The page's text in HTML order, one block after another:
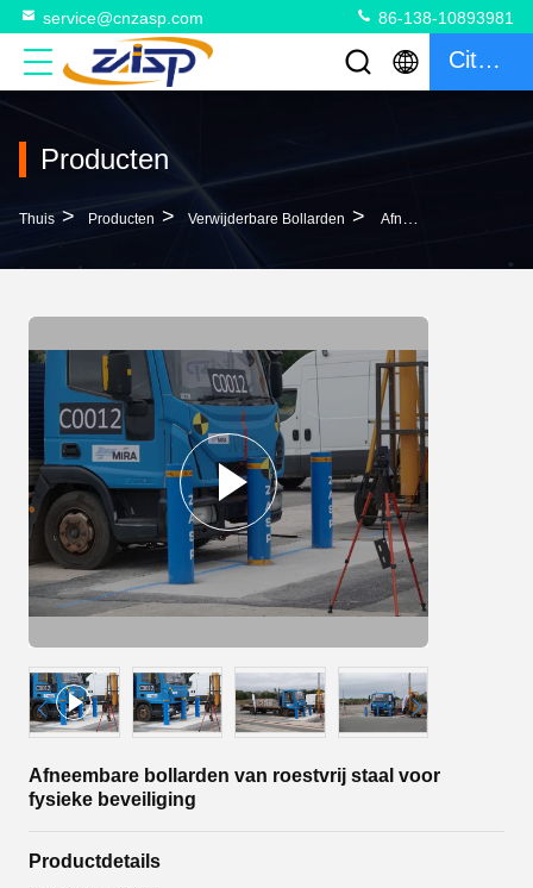
service@cnzasp.com 86-138-10893981
Citaat
Producten
Thuis > Producten > Verwijderbare Bollarden > Afneembare Bollarden Van Roestvrij Staal Voor Fysieke Beveiliging
Afneembare bollarden van roestvrij staal voor
fysieke beveiliging
Productdetails